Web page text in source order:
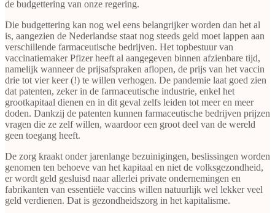
de budgettering van onze regering.
Die budgettering kan nog wel eens belangrijker worden dan het al
is, aangezien de Nederlandse staat nog steeds geld moet lappen aan
verschillende farmaceutische bedrijven. Het topbestuur van
vaccinatiemaker Pfizer heeft al aangegeven binnen afzienbare tijd,
namelijk wanneer de prijsafspraken aflopen, de prijs van het vaccin
drie tot vier keer (!) te willen verhogen. De pandemie laat goed zien
dat patenten, zeker in de farmaceutische industrie, enkel het
grootkapitaal dienen en in dit geval zelfs leiden tot meer en meer
doden. Dankzij de patenten kunnen farmaceutische bedrijven prijzen
vragen die ze zelf willen, waardoor een groot deel van de wereld
geen toegang heeft.
De zorg kraakt onder jarenlange bezuinigingen, beslissingen worden
genomen ten behoeve van het kapitaal en niet de volksgezondheid,
er wordt geld gesluisd naar allerlei private ondernemingen en
fabrikanten van essentiële vaccins willen natuurlijk wel lekker veel
geld verdienen. Dat is gezondheidszorg in het kapitalisme.